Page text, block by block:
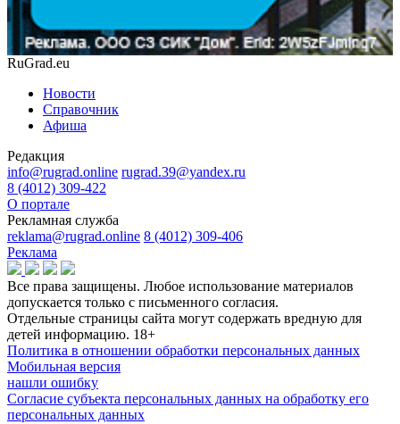
RuGrad.eu
Новости
Справочник
Афиша
Редакция
info@rugrad.online rugrad.39@yandex.ru
8 (4012) 309-422
О портале
Рекламная служба
reklama@rugrad.online 8 (4012) 309-406
Реклама
Все права защищены. Любое использование материалов
допускается только с письменного согласия.
Отдельные страницы сайта могут содержать вредную для
детей информацию. 18+
Политика в отношении обработки персональных данных
Мобильная версия
нашли ошибку
Согласие субъекта персональных данных на обработку его
персональных данных